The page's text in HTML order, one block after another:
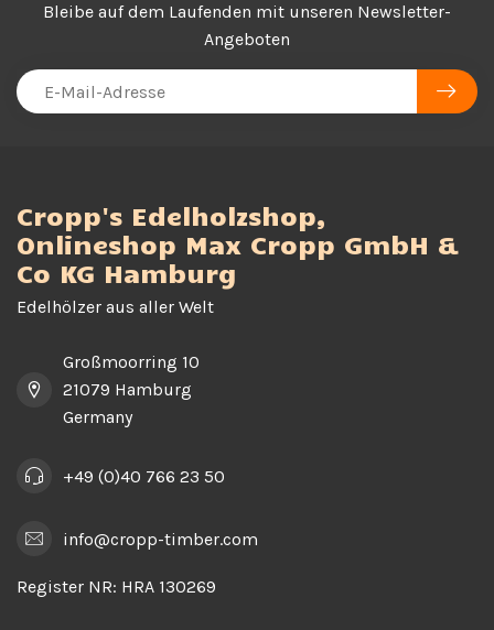
Bleibe auf dem Laufenden mit unseren Newsletter-
Angeboten
Cropp's Edelholzshop,
Onlineshop Max Cropp GmbH &
Co KG Hamburg
Edelhölzer aus aller Welt
Großmoorring 10
21079 Hamburg
Germany
+49 (0)40 766 23 50
info@cropp-timber.com
Register NR: HRA 130269